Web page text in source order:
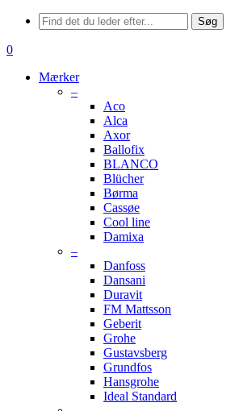
Menu
Søg
søge
0
Mærker
–
Aco
Alca
Axor
Ballofix
BLANCO
Blücher
Børma
Cassøe
Cool line
Damixa
–
Danfoss
Dansani
Duravit
FM Mattsson
Geberit
Grohe
Gustavsberg
Grundfos
Hansgrohe
Ideal Standard